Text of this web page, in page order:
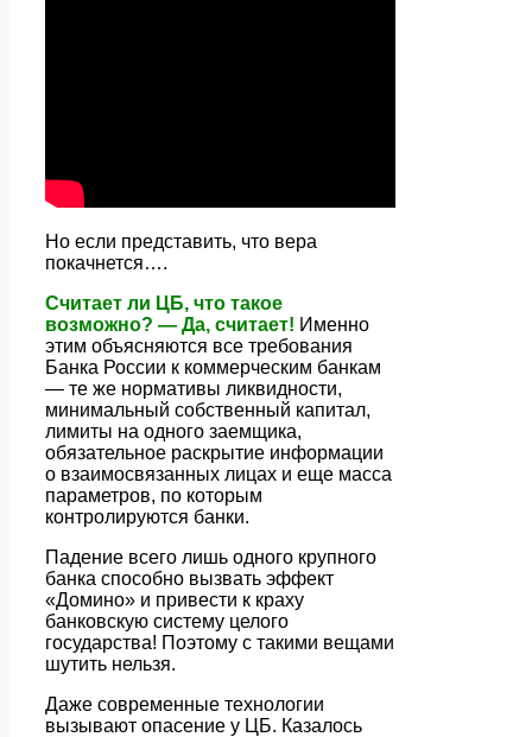
Но если представить, что вера
покачнется….
Считает ли ЦБ, что такое
возможно? — Да, считает! Именно
этим объясняются все требования
Банка России к коммерческим банкам
— те же нормативы ликвидности,
минимальный собственный капитал,
лимиты на одного заемщика,
обязательное раскрытие информации
о взаимосвязанных лицах и еще масса
параметров, по которым
контролируются банки.
Падение всего лишь одного крупного
банка способно вызвать эффект
«Домино» и привести к краху
банковскую систему целого
государства! Поэтому с такими вещами
шутить нельзя.
Даже современные технологии
вызывают опасение у ЦБ. Казалось